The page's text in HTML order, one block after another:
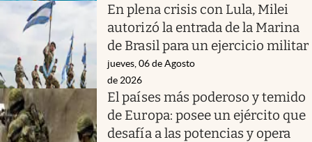
En plena crisis con Lula, Milei
autorizó la entrada de la Marina
de Brasil para un ejercicio militar
jueves, 06 de Agosto
de 2026
El países más poderoso y temido
de Europa: posee un ejército que
desafía a las potencias y opera